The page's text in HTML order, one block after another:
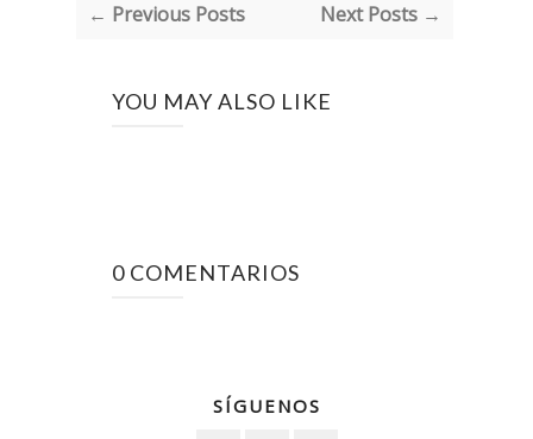
← Previous Posts Next Posts →
YOU MAY ALSO LIKE
0 COMENTARIOS
SÍGUENOS